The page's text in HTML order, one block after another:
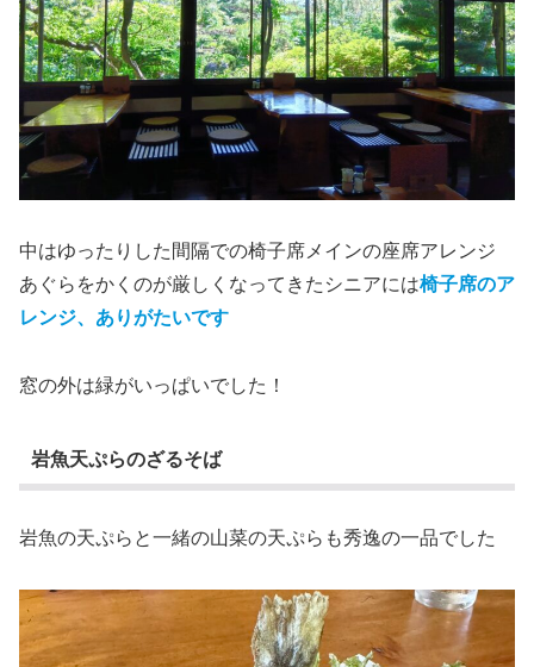
中はゆったりした間隔での椅子席メインの座席アレンジ
あぐらをかくのが厳しくなってきたシニアには椅子席のア
レンジ、ありがたいです
窓の外は緑がいっぱいでした！
岩魚天ぷらのざるそば
岩魚の天ぷらと一緒の山菜の天ぷらも秀逸の一品でした